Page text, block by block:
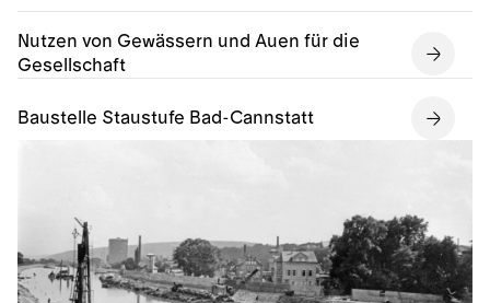
Nutzen von Gewässern und Auen für die
Gesellschaft
Baustelle Staustufe Bad-Cannstatt